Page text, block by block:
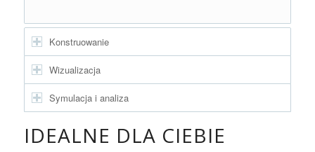
Konstruowanie
Wizualizacja
Symulacja i analiza
IDEALNE DLA CIEBIE